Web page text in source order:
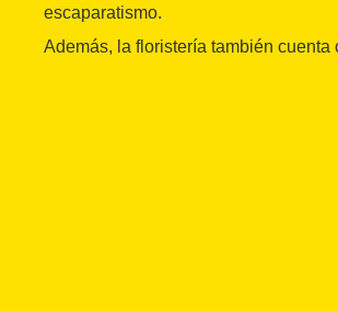
escaparatismo.
Además, la floristería también